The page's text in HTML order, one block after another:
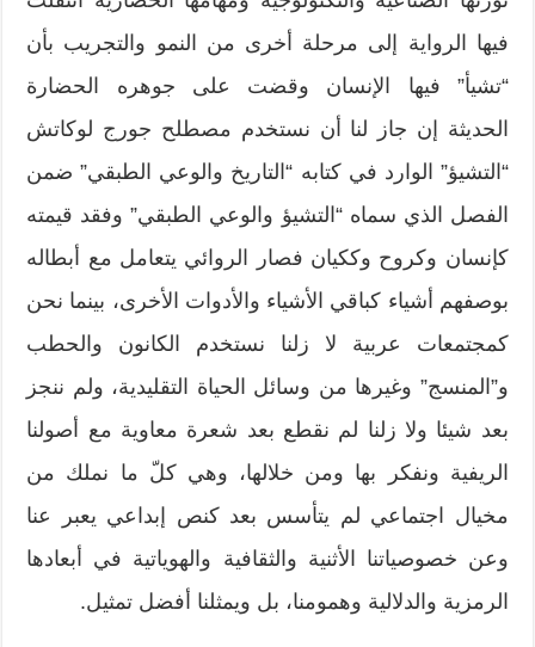
فيها الرواية إلى مرحلة أخرى من النمو والتجريب بأن
“تشيأ” فيها الإنسان وقضت على جوهره الحضارة
الحديثة إن جاز لنا أن نستخدم مصطلح جورج لوكاتش
“التشيؤ” الوارد في كتابه “التاريخ والوعي الطبقي” ضمن
الفصل الذي سماه “التشيؤ والوعي الطبقي” وفقد قيمته
كإنسان وكروح وككيان فصار الروائي يتعامل مع أبطاله
بوصفهم أشياء كباقي الأشياء والأدوات الأخرى، بينما نحن
كمجتمعات عربية لا زلنا نستخدم الكانون والحطب
و”المنسج” وغيرها من وسائل الحياة التقليدية، ولم ننجز
بعد شيئا ولا زلنا لم نقطع بعد شعرة معاوية مع أصولنا
الريفية ونفكر بها ومن خلالها، وهي كلّ ما نملك من
مخيال اجتماعي لم يتأسس بعد كنص إبداعي يعبر عنا
وعن خصوصياتنا الأثنية والثقافية والهوياتية في أبعادها
الرمزية والدلالية وهمومنا، بل ويمثلنا أفضل تمثيل.